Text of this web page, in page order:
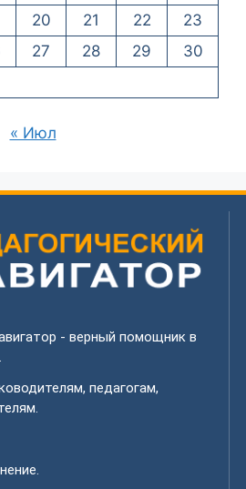
20 21 22
23
27 28 29
30
« Июл
- верный помощник в
педагогам,